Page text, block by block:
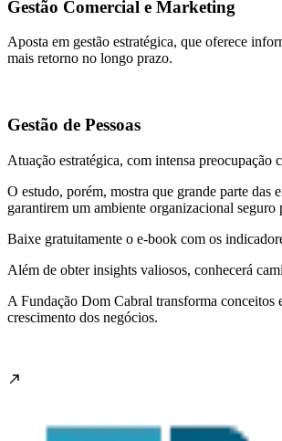
Gestão Comercial e Marketing
Aposta em gestão estratégica, que oferece
mais retorno no longo prazo.
Gestão de Pessoas
Atuação estratégica, com intensa preocupação
O estudo, porém, mostra que grande parte das
garantirem um ambiente organizacional
Baixe gratuitamente o e-book com os
Além de obter insights valiosos, conhecerá
A Fundação Dom Cabral transforma conceitos
crescimento dos negócios.